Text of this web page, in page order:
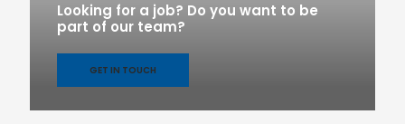
Looking for a job? Do you want to be
part of our team?
GET IN TOUCH